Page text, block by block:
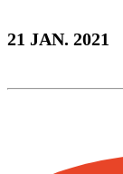
21 JAN. 2021